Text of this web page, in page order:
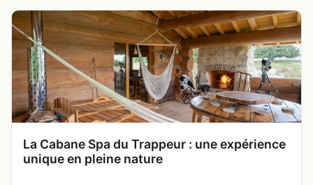
La Cabane Spa du Trappeur : une expérience
unique en pleine nature